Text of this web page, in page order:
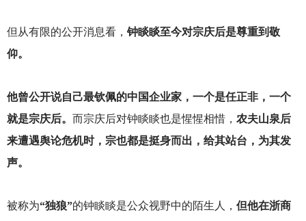
但从有限的公开消息看， 钟睒睒至今对宗庆后是尊重到敬
仰。
他曾公开说自己最钦佩的中国企业家，一个是任正非，一个
就是宗庆后。 而宗庆后对钟睒睒也是惺惺相惜， 农夫山泉后
来遭遇舆论危机时，宗也都是挺身而出，给其站台，为其发
声。
被称为“独狼”的钟睒睒是公众视野中的陌生人， 但他在浙商